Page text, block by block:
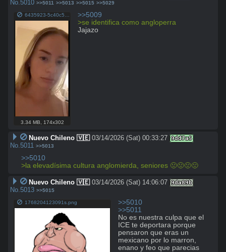
No. 5010 >>5011 >>5013 >>5015 >>5029
3.34 MB 174x302
>>5009
>se identifica como angloperra
Jajazo
Nuevo Chileno 🇻🇪 03/14/2026 (Sat) 00:33:27 9dd7a5
No. 5011 >>5013
>>5010
>la elevadísima cultura anglomierda, seniores 🤢🤢🤢🤢
Nuevo Chileno 🇻🇪 03/14/2026 (Sat) 14:06:07 9da89b
No. 5013 >>5015
1768204123091s.png
>>5010
>>5011
No es nuestra culpa que el
ICE te deportara porque
pensaron que eras un
mexicano por lo marron,
enano y feo que parecias